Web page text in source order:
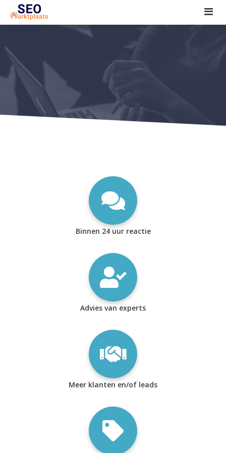
SEO tools reviews
Marketeer bij jou in de buurt?
Offerte
1. Seo voor beginners +
2. Onderzoeken +
Binnen 24 uur reactie
Advies van experts
Meer klanten en/of leads